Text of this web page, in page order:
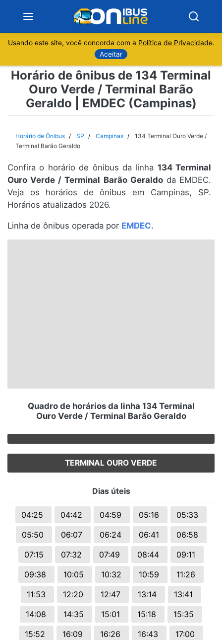
Sobre
Minas Gerais
Espírito Santo
Paraná
Santa Catarina
Usando este site, você concorda com a Política de Privacidade.
Aceitar
Horário de ônibus de 134 Terminal
Ouro Verde / Terminal Barão
Geraldo | EMDEC (Campinas)
Horário de Ônibus SP Campinas
134 Terminal Ouro Verde /
Terminal Barão Geraldo
Confira o horário de ônibus da linha 134 Terminal
Ouro Verde / Terminal Barão Geraldoda EMDEC.
Veja os horários de ônibus em Campinas, SP.
Horários atualizados 2026.
Linha de ônibus operada por EMDEC.
Quadro de horários da linha 134 Terminal
Ouro Verde / Terminal Barão Geraldo
TERMINAL OURO VERDE
Dias úteis
04:25 04:42 04:59 05:16
05:33
05:50
06:07 06:24 06:41
06:58
07:15
07:32 07:49 08:44
09:11
09:38
10:05 10:32 10:59
11:26
11:53
12:20 12:47 13:14
13:41
14:08
14:35 15:01 15:18
15:35
15:52
16:09 16:26 16:43
17:00